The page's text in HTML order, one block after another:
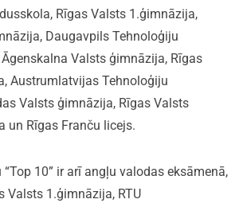
Rīgas Valsts 1.ģimnāzija,
Daugavpils Tehnoloģiju
Valsts ģimnāzija, Rīgas
Austrumlatvijas Tehnoloģiju
Valsts ģimnāzija, Rīgas Valsts
un Rīgas Franču licejs.
10” ir arī angļu valodas eksāmenā,
Valsts 1.ģimnāzija, RTU